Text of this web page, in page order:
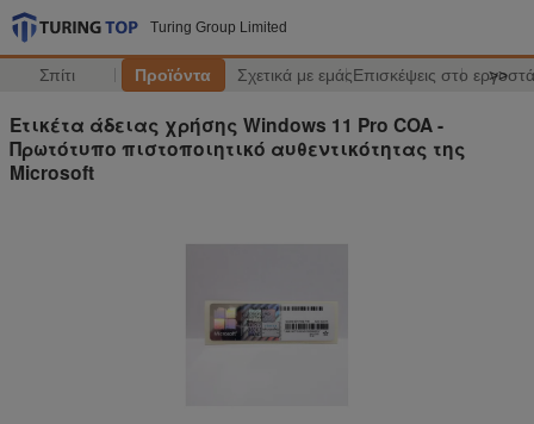
Turing Group Limited
Σπίτι Προϊόντα Σχετικά με εμάςΕπισκέψεις στο >>
Ετικέτα άδειας χρήσης Windows 11 Pro COA -
Πρωτότυπο πιστοποιητικό αυθεντικότητας της
Microsoft